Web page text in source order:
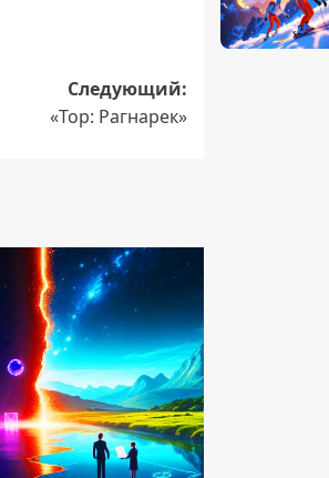
Следующий:
«Тор: Рагнарек»